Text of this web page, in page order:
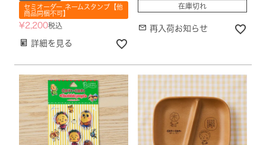
セミオーダー ネームスタンプ【他
商品同梱不可】
¥2,200税込
詳細を見る
在庫切れ
再入荷お知らせ